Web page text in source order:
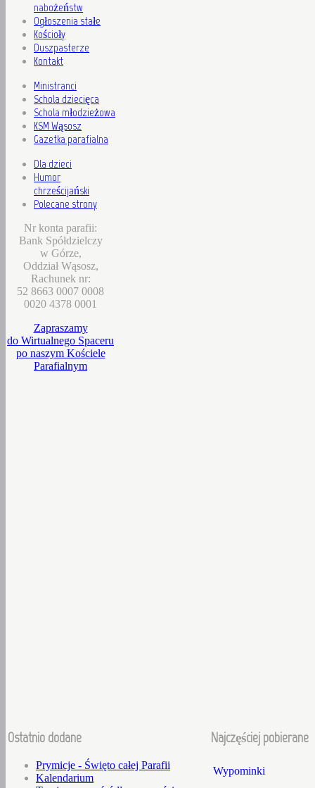
nabożeństw
Ogłoszenia stałe
Kościoły
Duszpasterze
Kontakt
Ministranci
Schola dziecięca
Schola młodzieżowa
KSM Wąsosz
Gazetka parafialna
Dla dzieci
Humor
chrześcijański
Polecane strony
Nr konta parafii:
Bank Spółdzielczy
w Górze,
Oddział Wąsosz,
Rachunek nr:
52 8663 0007 0008
0020 4378 0001
Zapraszamy
do Wirtualnego Spaceru
po naszym Kościele
Parafialnym
Ostatnio dodane
Prymicje - Święto całej Parafii
Kalendarium
Najczęściej pobierane
Wypominki